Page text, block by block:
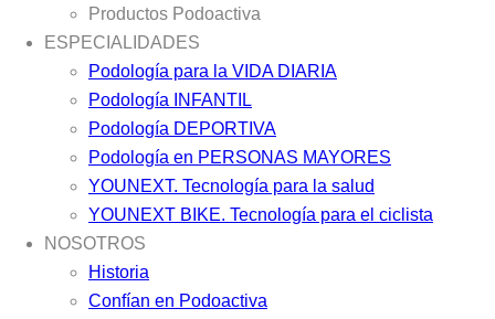
Productos Podoactiva
ESPECIALIDADES
Podología para la VIDA DIARIA
Podología INFANTIL
Podología DEPORTIVA
Podología en PERSONAS MAYORES
YOUNEXT. Tecnología para la salud
YOUNEXT BIKE. Tecnología para el ciclista
NOSOTROS
Historia
Confían en Podoactiva